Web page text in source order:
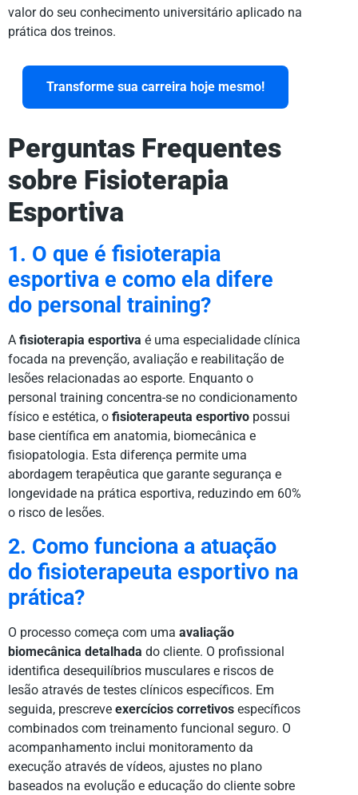
valor do seu conhecimento universitário aplicado na
prática dos treinos.
Transforme sua carreira hoje mesmo!
Perguntas Frequentes
sobre Fisioterapia
Esportiva
1. O que é fisioterapia
esportiva e como ela difere
do personal training?
A fisioterapia esportiva é uma especialidade clínica
focada na prevenção, avaliação e reabilitação de
lesões relacionadas ao esporte. Enquanto o
personal training concentra-se no condicionamento
físico e estética, o fisioterapeuta esportivo possui
base científica em anatomia, biomecânica e
fisiopatologia. Esta diferença permite uma
abordagem terapêutica que garante segurança e
longevidade na prática esportiva, reduzindo em 60%
o risco de lesões.
2. Como funciona a atuação
do fisioterapeuta esportivo na
prática?
O processo começa com uma avaliação
biomecânica detalhada do cliente. O profissional
identifica desequilíbrios musculares e riscos de
lesão através de testes clínicos específicos. Em
seguida, prescreve exercícios corretivos específicos
combinados com treinamento funcional seguro. O
acompanhamento inclui monitoramento da
execução através de vídeos, ajustes no plano
baseados na evolução e educação do cliente sobre